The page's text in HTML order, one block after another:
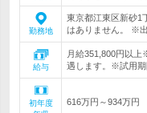
勤務地
東京都江東区新砂1
はありません。 ※
給与
月給351,800円以
遇します。※試用期
初年度
616万円～934万円